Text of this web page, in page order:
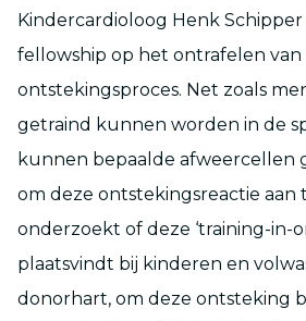
Kindercardioloog Henk
fellowship op het ontrafelen van
ontstekingsproces. Net zoals
getraind kunnen worden in de
kunnen bepaalde afweercellen
om deze ontstekingsreactie aan
onderzoekt of deze ‘training-in-
plaatsvindt bij kinderen en
donorhart, om deze ontsteking